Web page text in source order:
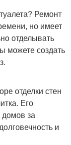
Ремонт
но имеет
отделывать
можете создать
отделки стен
Его
за
и